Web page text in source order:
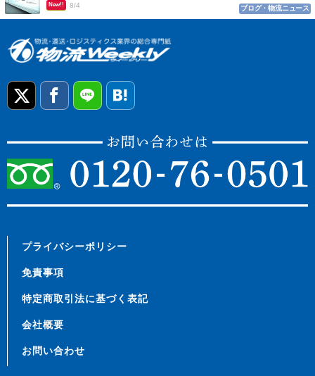
New!! 8/4 ブログ・物流ニュース
プライバシーポリシー
免責事項
特定商取引法に基づく表記
会社概要
お問い合わせ